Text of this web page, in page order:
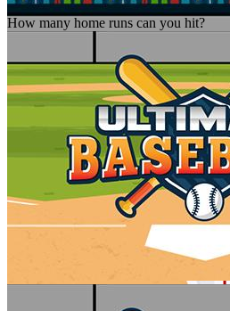
How many home runs can you hit?